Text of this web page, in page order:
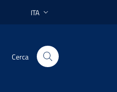
Lingua attiva:
ITA
Cerca